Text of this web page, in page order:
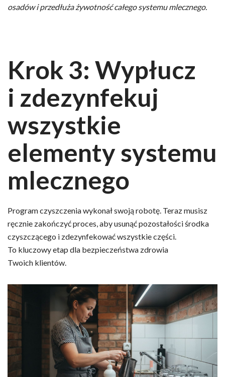
osadów i przedłuża żywotność całego systemu mlecznego.
Krok 3: Wypłucz
i zdezynfekuj
wszystkie
elementy systemu
mlecznego
Program czyszczenia wykonał swoją robotę. Teraz musisz
ręcznie zakończyć proces, aby usunąć pozostałości środka
czyszczącego i zdezynfekować wszystkie części.
To kluczowy etap dla bezpieczeństwa zdrowia
Twoich klientów.